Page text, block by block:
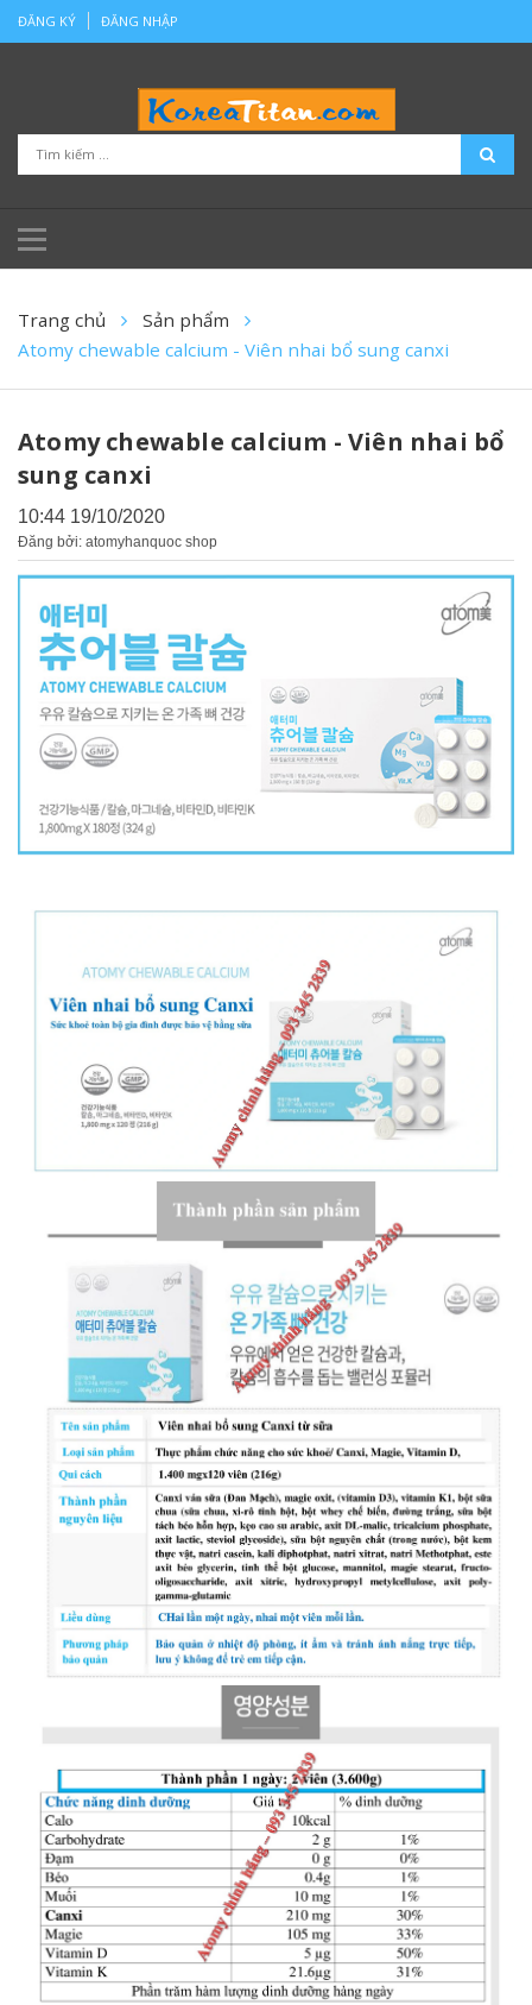
ĐĂNG KÝ ĐĂNG NHẬP
Trang chủ
Sản phẩm
Atomy chewable calcium - Viên nhai bổ sung canxi
Atomy chewable calcium - Viên nhai bổ
sung canxi
10:44 19/10/2020
Đăng bởi: atomyhanquoc shop